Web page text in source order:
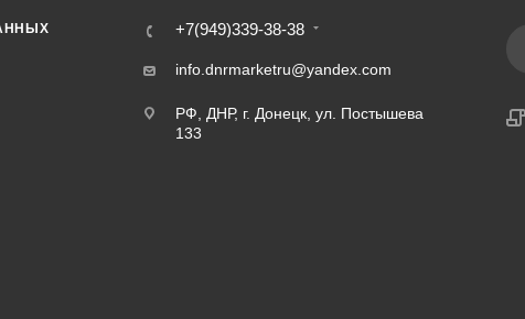
+7(949)339-38-38
info.dnrmarketru@yandex.com
РФ, ДНР, г. Донецк, ул. Постышева
133